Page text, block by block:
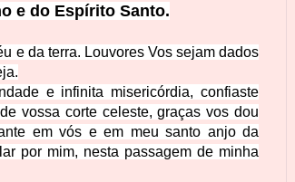
e do Espírito Santo.
e da terra. Louvores Vos sejam dados
e infinita misericórdia, confiaste
vossa corte celeste, graças vos dou
em vós e em meu santo anjo da
por mim, nesta passagem de minha